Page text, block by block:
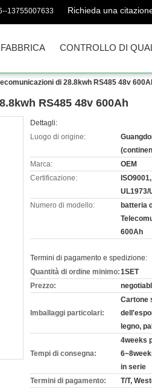
13755007633 Richieda una
CONTROLLO DI
di 28.8kwh RS485 48v
RS485 48v 600Ah
Dettagli:
Luogo di origine:
Marca:
OEM
Certificazione:
UL1973/
Numero di modello:
batteria
600Ah
Termini di pagamento e spedizione:
Quantità di ordine minimo:1SET
Prezzo:
Imballaggi particolari:
Cartone
legno,
Tempi di consegna:
4weeks
in serie
Termini di pagamento:
T/T,